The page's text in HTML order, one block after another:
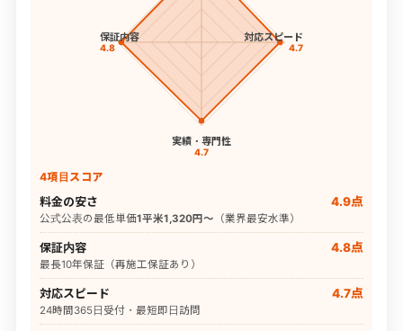
対応スピード
4.7
実績・専門性
4.7
保証内容
4.8
4項目スコア
料金の安さ 4.9点
公式公表の最低単価1平米1,320円〜 （業界最安水準）
保証内容 4.8点
最長10年保証（再施工保証あり）
対応スピード 4.7点
24時間365日受付・最短即日訪問